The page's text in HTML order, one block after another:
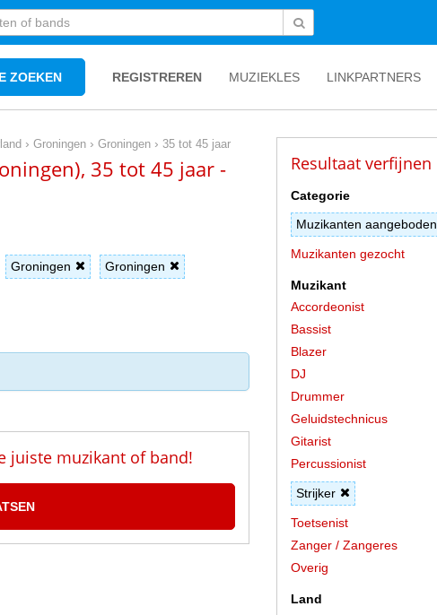
ZOEKEN REGISTREREN MUZIEKLES LINKPARTNERS
› Groningen › Groningen › 35 tot 45 jaar
35 tot 45 jaar -
Groningen Groningen
juiste muzikant of band!
Resultaat verfijnen
Categorie
Muzikanten aangeboden
Muzikanten gezocht
Muzikant
Accordeonist
Bassist
Blazer
DJ
Drummer
Geluidstechnicus
Gitarist
Percussionist
Strijker
Toetsenist
Zanger / Zangeres
Overig
Land